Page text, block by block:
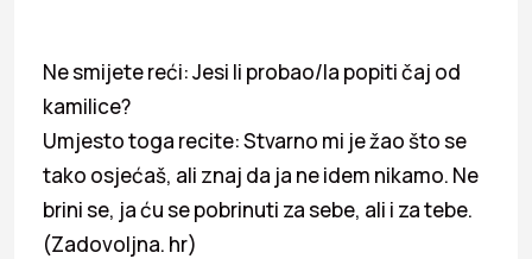
Ne smijete reći: Jesi li probao/la popiti čaj od
kamilice?
Umjesto toga recite: Stvarno mi je žao što se
tako osjećaš, ali znaj da ja ne idem nikamo. Ne
brini se, ja ću se pobrinuti za sebe, ali i za tebe.
(Zadovoljna. hr)